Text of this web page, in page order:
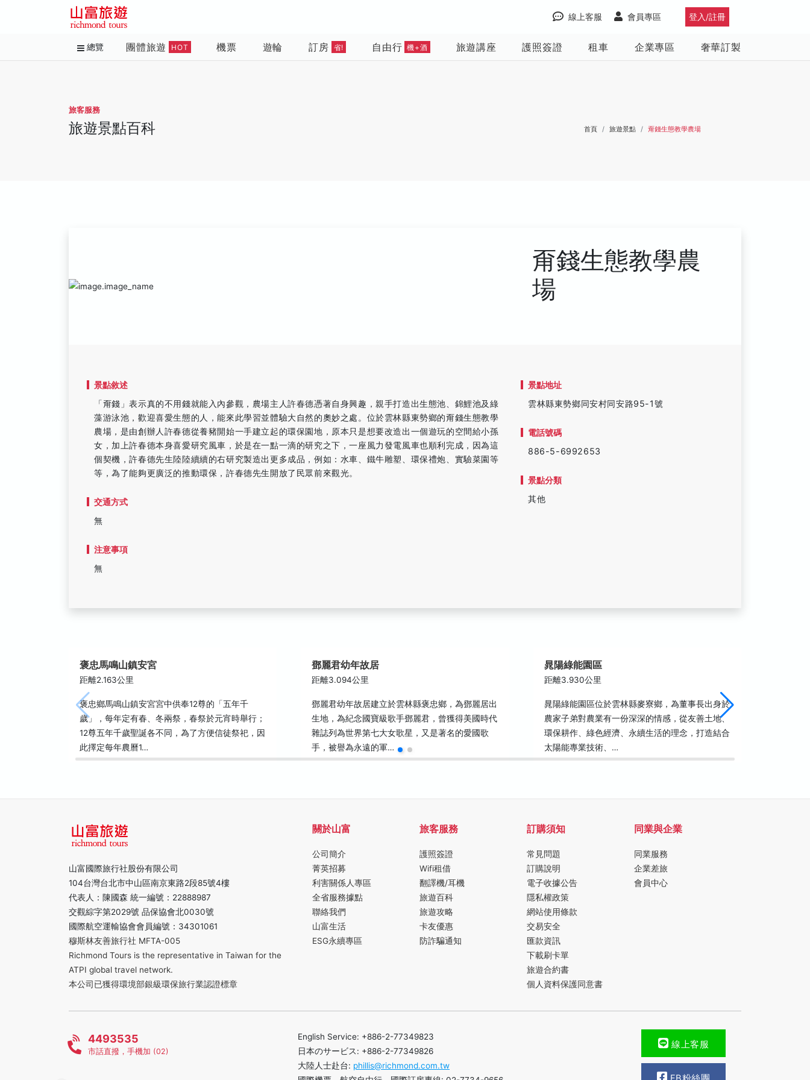
登入/註冊
會員專區
線上客服
總覽 團體旅遊 HOT 機票 遊輪 訂房 省! 自由行 機+酒 旅遊講座 護照簽證 租車 企業專區 奢華訂製
旅客服務
旅遊景點百科 首頁 旅遊景點 甭錢生態教學農場
甭錢生態教學農
場
景點敘述
「甭錢」表示真的不用錢就能入內參觀，農場主人許春德憑著自身興趣，親手打造出生態池、錦鯉池及綠
藻游泳池，歡迎喜愛生態的人，能來此學習並體驗大自然的奧妙之處。位於雲林縣東勢鄉的甭錢生態教學
農場，是由創辦人許春德從養豬開始一手建立起的環保園地，原本只是想要改造出一個遊玩的空間給小孫
女，加上許春德本身喜愛研究風車，於是在一點一滴的研究之下，一座風力發電風車也順利完成，因為這
個契機，許春德先生陸陸續續的右研究製造出更多成品，例如：水車、鐵牛雕塑、環保禮炮、實驗菜園等
等，為了能夠更廣泛的推動環保，許春德先生開放了民眾前來觀光。
交通方式
無
注意事項
無
景點地址
雲林縣東勢鄉同安村同安路95-1號
電話號碼
886-5-6992653
景點分類
其他
褒忠馬鳴山鎮安宮
距離2.163公里
褒忠鄉馬鳴山鎮安宮宮中供奉12尊的「五年千
歲」，每年定有春、冬兩祭，春祭於元宵時舉行；
12尊五年千歲聖誕各不同，為了方便信徒祭祀，因
此擇定每年農曆1…
鄧麗君幼年故居
距離3.094公里
鄧麗君幼年故居建立於雲林縣褒忠鄉，為鄧麗居出
生地，為紀念國寶級歌手鄧麗君，曾獲得美國時代
雜誌列為世界第七大女歌星，又是著名的愛國歌
手，被譽為永遠的軍…
晁陽綠能園區
距離3.930公里
晁陽綠能園區位於雲林縣麥寮鄉，為董事長出身於
農家子弟對農業有一份深深的情感，從友善土地、
環保耕作、綠色經濟、永續生活的理念，打造結合
太陽能專業技術、…
山富國際旅行社股份有限公司
104台灣台北市中山區南京東路2段85號4樓
代表人：陳國森 統一編號：22888987
交觀綜字第2029號 品保協會北0030號
國際航空運輸協會會員編號：34301061
穆斯林友善旅行社 MFTA-005
Richmond Tours is the representative in Taiwan for the
ATPI global travel network.
本公司已獲得環境部銀級環保旅行業認證標章
關於山富
公司簡介
菁英招募
利害關係人專區
全省服務據點
聯絡我們
山富生活
ESG永續專區
旅客服務
護照簽證
Wifi租借
翻譯機/耳機
旅遊百科
旅遊攻略
卡友優惠
防詐騙通知
訂購須知
常見問題
訂購說明
電子收據公告
隱私權政策
網站使用條款
交易安全
匯款資訊
下載刷卡單
旅遊合約書
個人資料保護同意書
同業與企業
同業服務
企業差旅
會員中心
4493535
市話直撥，手機加 (02)
English Service: +886-2-77349823
日本のサービス: +886-2-77349826
大陸人士赴台: phillis@richmond.com.tw
線上客服